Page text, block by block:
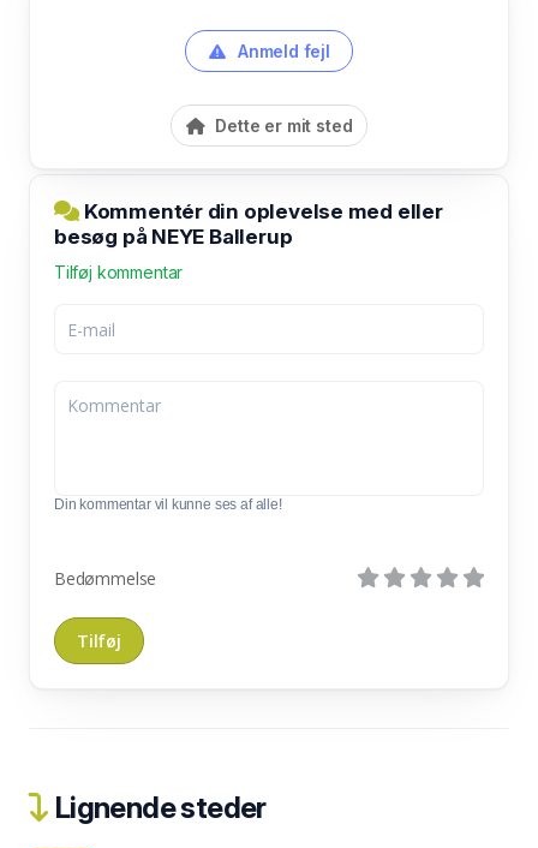
Anmeld fejl
Dette er mit sted
Kommentér din oplevelse med eller
besøg på NEYE Ballerup
Tilføj kommentar
Din kommentar vil kunne ses af alle!
Bedømmelse
Lignende steder